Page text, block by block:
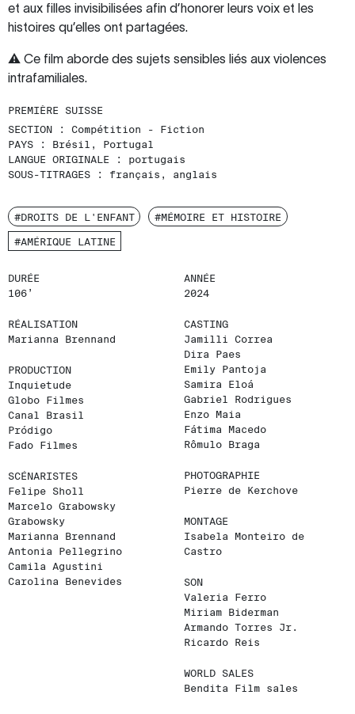
et aux filles invisibilisées afin d’honorer leurs voix et les
histoires qu’elles ont partagées.
⚠︎ Ce film aborde des sujets sensibles liés aux violences
intrafamiliales.
PREMIÈRE SUISSE
SECTION : Compétition - Fiction
PAYS : Brésil, Portugal
LANGUE ORIGINALE : portugais
SOUS-TITRAGES : français, anglais
#DROITS DE L'ENFANT #MÉMOIRE ET HISTOIRE
#AMÉRIQUE LATINE
DURÉE
106’
ANNÉE
2024
RÉALISATION
Marianna Brennand
PRODUCTION
Inquietude
Globo Filmes
Canal Brasil
Pródigo
Fado Filmes
SCÉNARISTES
Felipe Sholl
Marcelo Grabowsky
Grabowsky
Marianna Brennand
Antonia Pellegrino
Camila Agustini
Carolina Benevides
CASTING
Jamilli Correa
Dira Paes
Emily Pantoja
Samira Eloá
Gabriel Rodrigues
Enzo Maia
Fátima Macedo
Rômulo Braga
PHOTOGRAPHIE
Pierre de Kerchove
MONTAGE
Isabela Monteiro de
Castro
SON
Valeria Ferro
Miriam Biderman
Armando Torres Jr.
Ricardo Reis
WORLD SALES
Bendita Film sales